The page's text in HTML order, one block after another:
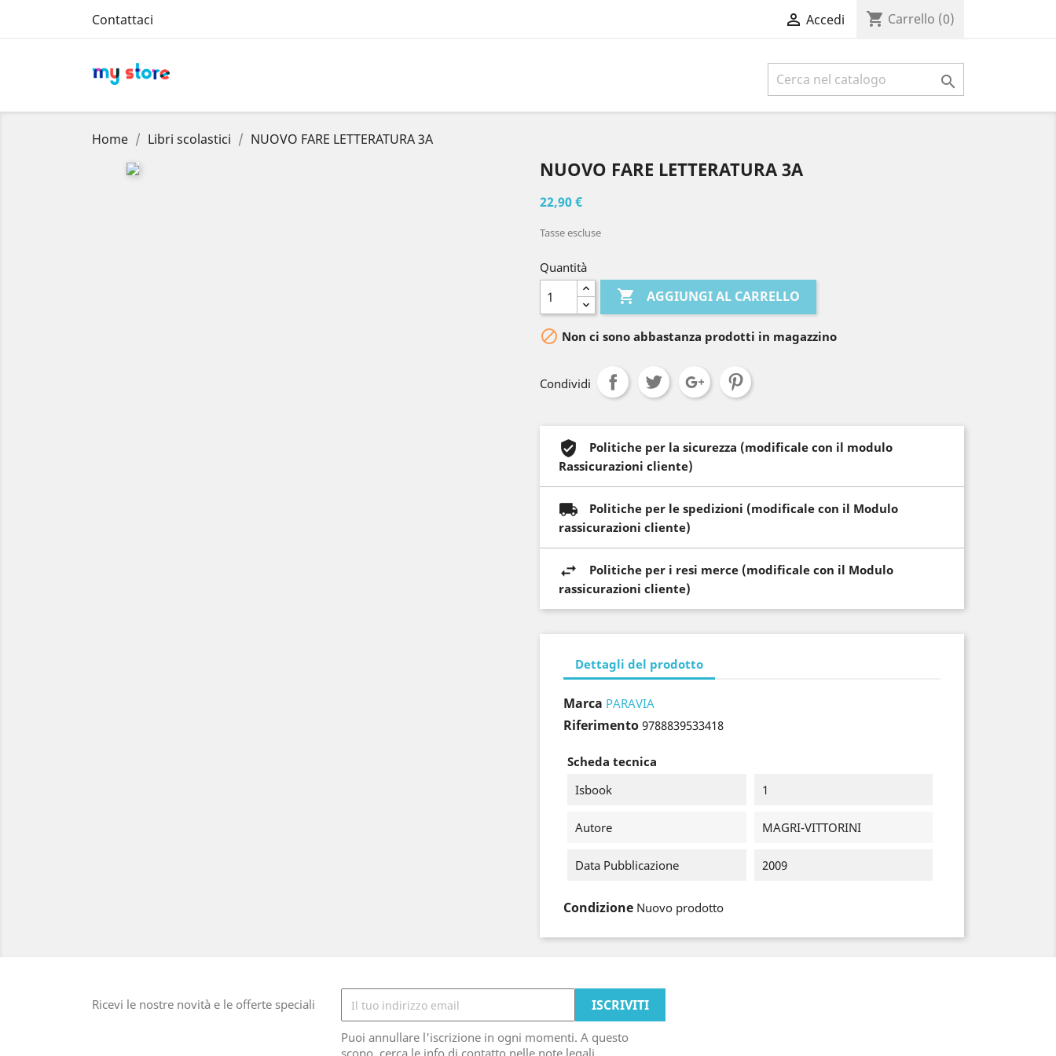
Contattaci  Accedi shopping_cart Carrello (0)

Home Libri scolastici NUOVO FARE LETTERATURA 3A
NUOVO FARE LETTERATURA 3A
22,90 €
Tasse escluse
Quantità
 AGGIUNGI AL CARRELLO
 Non ci sono abbastanza prodotti in magazzino
Condividi
Politiche per la sicurezza (modificale con il modulo
Rassicurazioni cliente)
Politiche per le spedizioni (modificale con il Modulo
rassicurazioni cliente)
Politiche per i resi merce (modificale con il Modulo
rassicurazioni cliente)
Dettagli del prodotto
Marca PARAVIA
Riferimento 9788839533418
Scheda tecnica
Isbook
1
Autore MAGRI-VITTORINI
Data Pubblicazione 2009
Condizione Nuovo prodotto
Ricevi le nostre novità e le offerte speciali
Puoi annullare l'iscrizione in ogni momenti. A questo
scopo, cerca le info di contatto nelle note legali.